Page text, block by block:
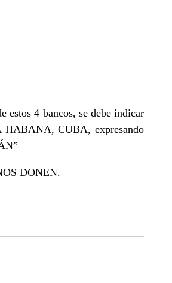
estos 4 bancos, se debe indicar
CUBA, expresando
DONEN.